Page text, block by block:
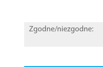
Zgodne/niezgodne: